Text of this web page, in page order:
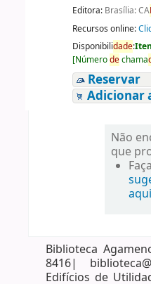
Editora: Brasília: CA
Recursos online:
Disponibilidade:
[Númerodechama
Reservar
Adicionar
Não
que
Biblioteca
8416|
Edifícios de